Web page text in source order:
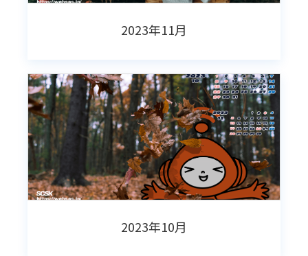
2023年11月
2023年10月